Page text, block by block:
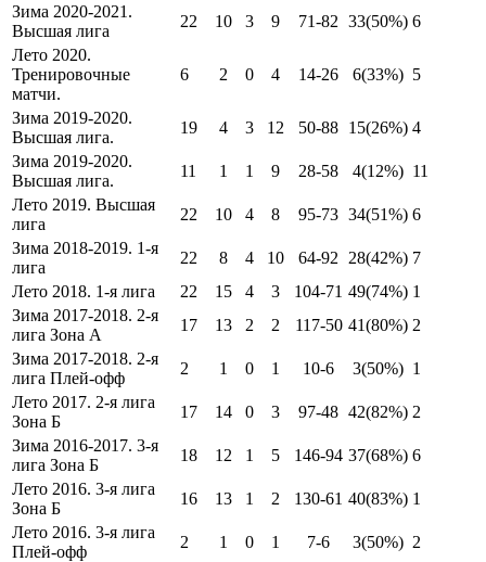
Зима 2020-2021.
Высшая лига
22 10 3 9 71-82 33(50%) 6
Лето 2020.
Тренировочные
матчи.
6 2 0 4 14-26 6(33%) 5
Зима 2019-2020.
Высшая лига.
19 4 3 12 50-88 15(26%) 4
Зима 2019-2020.
Высшая лига.
11 1 1 9 28-58 4(12%) 11
Лето 2019. Высшая
лига
22 10 4 8 95-73 34(51%) 6
Зима 2018-2019. 1-я
лига
22 8 4 10 64-92 28(42%) 7
Лето 2018. 1-я лига
22 15 4 3 104-71 49(74%) 1
Зима 2017-2018. 2-я
лига Зона А
17 13 2 2 117-50 41(80%) 2
Зима 2017-2018. 2-я
лига Плей-офф
2 1 0 1 10-6 3(50%) 1
Лето 2017. 2-я лига
Зона Б
17 14 0 3 97-48 42(82%) 2
Зима 2016-2017. 3-я
лига Зона Б
18 12 1 5 146-94 37(68%) 6
Лето 2016. 3-я лига
Зона Б
16 13 1 2 130-61 40(83%) 1
Лето 2016. 3-я лига
Плей-офф
2 1 0 1 7-6 3(50%) 2